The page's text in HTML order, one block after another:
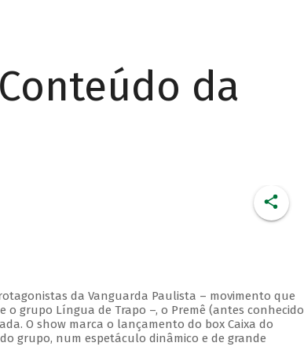
da
da Vanguarda Paulista – movimento que
grupo Língua de Trapo –, o Premê (antes conhecido
O show marca o lançamento do box Caixa do
grupo, num espetáculo dinâmico e de grande